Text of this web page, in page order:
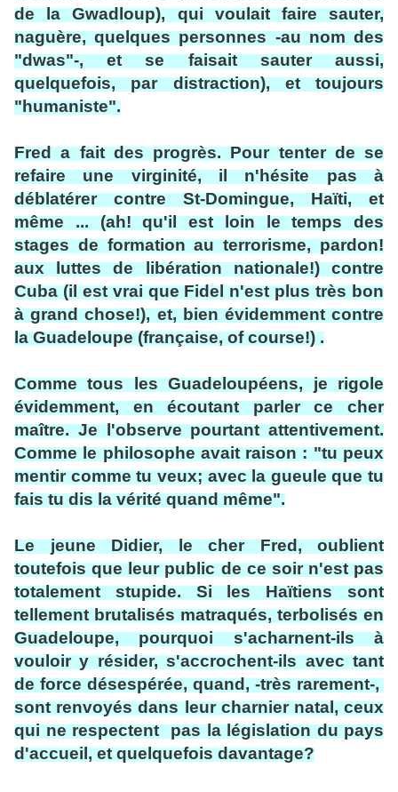
de la Gwadloup), qui voulait faire sauter,
naguère, quelques personnes -au nom des
"dwas"-, et se faisait sauter aussi,
quelquefois, par distraction), et toujours
"humaniste".
Fred a fait des progrès. Pour tenter de se
refaire une virginité, il n'hésite pas à
déblatérer contre St-Domingue, Haïti, et
même ... (ah! qu'il est loin le temps des
stages de formation au terrorisme, pardon!
aux luttes de libération nationale!) contre
Cuba (il est vrai que Fidel n'est plus très bon
à grand chose!), et, bien évidemment contre
la Guadeloupe (française, of course!) .
Comme tous les Guadeloupéens, je rigole
évidemment, en écoutant parler ce cher
maître. Je l'observe pourtant attentivement.
Comme le philosophe avait raison : "tu peux
mentir comme tu veux; avec la gueule que tu
fais tu dis la vérité quand même".
Le jeune Didier, le cher Fred, oublient
toutefois que leur public de ce soir n'est pas
totalement stupide. Si les Haïtiens sont
tellement brutalisés matraqués, terbolisés en
Guadeloupe, pourquoi s'acharnent-ils à
vouloir y résider, s'accrochent-ils avec tant
de force désespérée, quand, -très rarement-,
sont renvoyés dans leur charnier natal, ceux
qui ne respectent pas la législation du pays
d'accueil, et quelquefois davantage?